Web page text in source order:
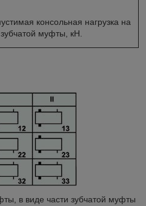
консольная нагрузка на
муфты, кН.
в виде части зубчатой муфты